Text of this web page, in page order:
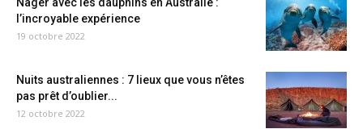
l’incroyable expérience
19 octobre 2022
Nuits australiennes : 7 lieux que vous n’êtes
pas prêt d’oublier...
12 octobre 2022